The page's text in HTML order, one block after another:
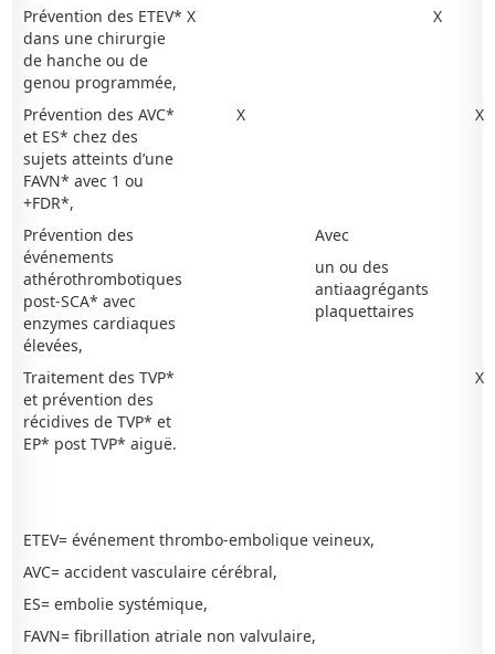
Prévention des ETEV*
dans une chirurgie
de hanche ou de
genou programmée,
X X
Prévention des AVC*
et ES* chez des
sujets atteints d’une
FAVN* avec 1 ou
+FDR*,
X X
Prévention des
événements
athérothrombotiques
post-SCA* avec
enzymes cardiaques
élevées,
Avec
un ou des
antiaagrégants
plaquettaires
Traitement des TVP*
et prévention des
récidives de TVP* et
EP* post TVP* aiguë.
X
ETEV= événement thrombo-embolique veineux,
AVC= accident vasculaire cérébral,
ES= embolie systémique,
FAVN= fibrillation atriale non valvulaire,